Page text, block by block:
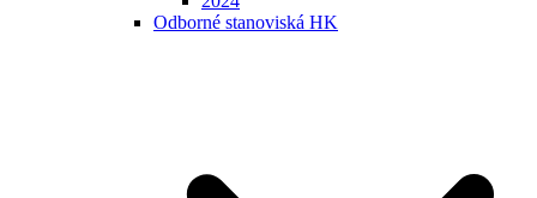
Odborné stanoviská HK